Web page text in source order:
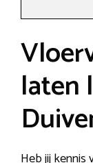
laten